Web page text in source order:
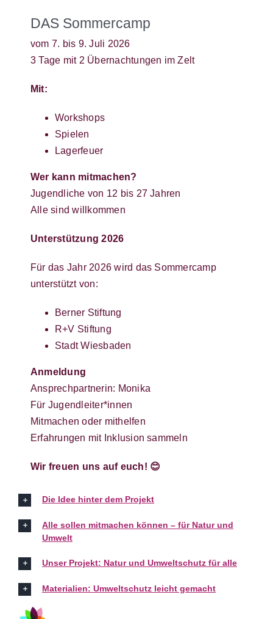
DAS Sommercamp
vom 7. bis 9. Juli 2026
3 Tage mit 2 Übernachtungen im Zelt
Mit:
Workshops
Spielen
Lagerfeuer
Wer kann mitmachen?
Jugendliche von 12 bis 27 Jahren
Alle sind willkommen
Unterstützung 2026
Für das Jahr 2026 wird das Sommercamp
unterstützt von:
Berner Stiftung
R+V Stiftung
Stadt Wiesbaden
Anmeldung
Ansprechpartnerin: Monika
Für Jugendleiter*innen
Mitmachen oder mithelfen
Erfahrungen mit Inklusion sammeln
Wir freuen uns auf euch! 😊
Die Idee hinter dem Projekt
Alle sollen mitmachen können – für Natur und
Umwelt
Unser Projekt: Natur und Umweltschutz für alle
Materialien: Umweltschutz leicht gemacht